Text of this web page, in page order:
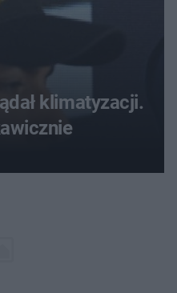
klimatyzacji.